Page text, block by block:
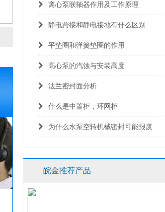
离心泵联轴器作用及工作原理
静电跨接和静电接地有什么区别
平垫圈和弹簧垫圈的作用
高心泵的汽蚀与安装高度
法兰密封面分析
什么是中置柜，环网柜
为什么水泵空转机械密封可能报废
皖金推荐产品